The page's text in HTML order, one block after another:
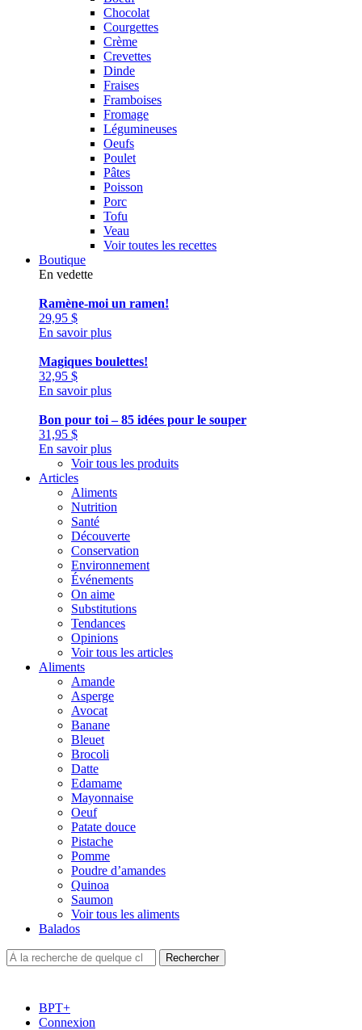
Chocolat
Courgettes
Crème
Crevettes
Dinde
Fraises
Framboises
Fromage
Légumineuses
Oeufs
Poulet
Pâtes
Poisson
Porc
Tofu
Veau
Voir toutes les recettes
Boutique
En vedette
Ramène-moi un ramen!
29,95 $
En savoir plus
Magiques boulettes!
32,95 $
En savoir plus
Bon pour toi – 85 idées pour le souper
31,95 $
En savoir plus
Voir tous les produits
Articles
Aliments
Nutrition
Santé
Découverte
Conservation
Environnement
Événements
On aime
Substitutions
Tendances
Opinions
Voir tous les articles
Aliments
Amande
Asperge
Avocat
Banane
Bleuet
Brocoli
Datte
Edamame
Mayonnaise
Oeuf
Patate douce
Pistache
Pomme
Poudre d’amandes
Quinoa
Saumon
Voir tous les aliments
Balados
BPT+
Connexion